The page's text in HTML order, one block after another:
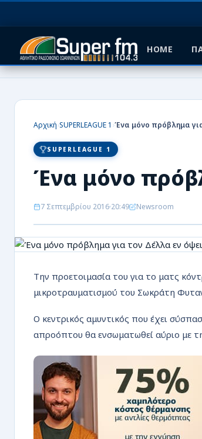
HOME
HOME
ΜΠΑΣΚΕΤ
ΑΡΘΡΟΓΡΑΦΙΕΣ
ΡΟΗ
Αρχική›SUPERLEAGUE 1 ›Ένα μόνο πρόβλημα
SUPERLEAGUE 1
Ένα μόνο
7 Σεπτεμβρίου 2016 20:49 Newsroom
Την προετοιμασία του για το ματς
μικροτραυματισμού του Σωκράτη
Ο κεντρικός αμυντικός που έχει
απροόπτου θα ενσωματωθεί αύριο με